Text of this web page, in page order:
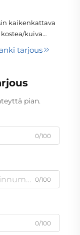
kaikenkattava
kostea/kuiva
pussiton,
vuoden takuu
hotelleihin ja
tarjous
pian.
0/100
0/100
0/100